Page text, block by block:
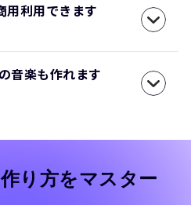
用利用できます
音楽も作れます
り方をマスター